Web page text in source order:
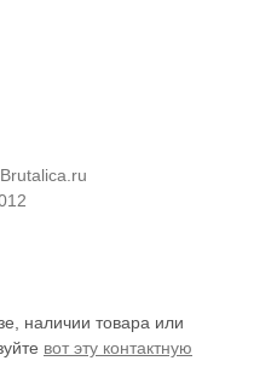
наличии товара или
вот эту контактную